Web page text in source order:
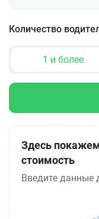
Количество
1 и более
Здесь
стоимость
Введите данные